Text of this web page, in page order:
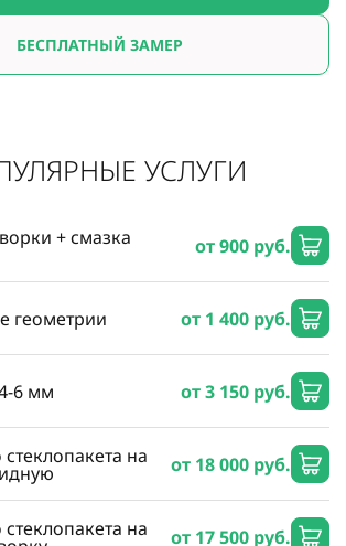
БЕСПЛАТНЫЙ ЗАМЕР
УСЛУГИ
+ смазка от 900 руб.
геометрии от 1 400 руб.
6 мм от 3 150 руб.
на от 18 000 руб.
на от 17 500 руб.